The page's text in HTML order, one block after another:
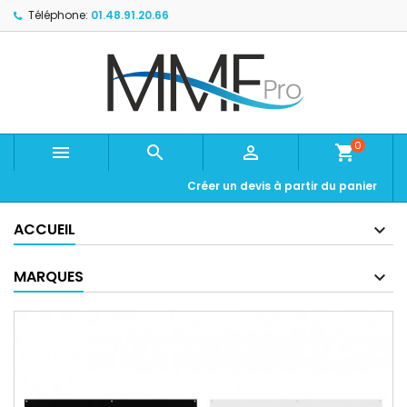
Téléphone: 01.48.91.20.66
   shopping_cart0
Créer un devis à partir du panier
ACCUEIL
MARQUES